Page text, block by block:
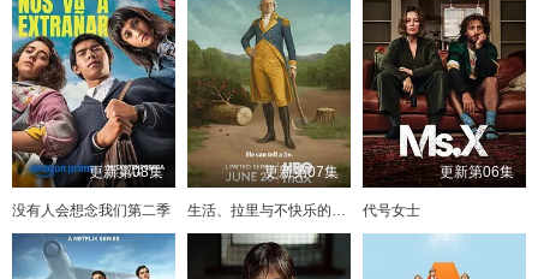
更新第08集
没有人会想念我们第二季
更新第07集
生活、拉里与不快乐的追求：一部美国史
更新第06集
代号女士